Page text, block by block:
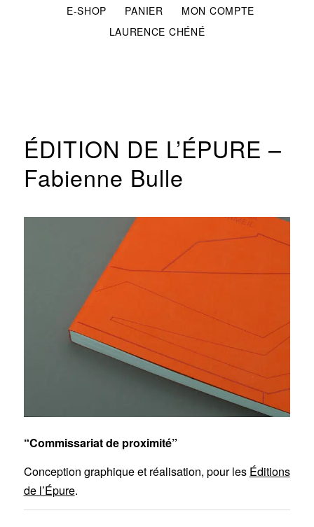
E-SHOP PANIER
MON COMPTE
LAURENCE CHÉNÉ
ÉDITION DE L’ÉPURE –
Fabienne Bulle
“Commissariat de proximité”
Conception graphique et réalisation, pour les Éditions
de l’Épure.